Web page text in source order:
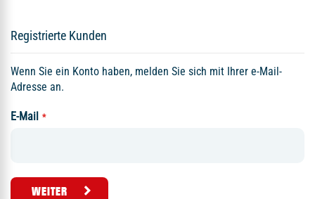
Registrierte Kunden
Wenn Sie ein Konto haben, melden Sie sich mit Ihrer e-Mail-
Adresse an.
E-Mail
WEITER